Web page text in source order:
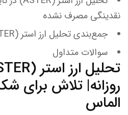
نقدینگی مصرف نشده
جمع‌بندی تحلیل ارز استر (ASTER)
سوالات متداول
روزانه| تلاش
الماس